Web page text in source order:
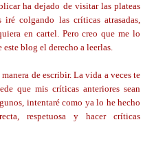
ha dejado de visitar las plateas
colgando las críticas atrasadas,
en cartel. Pero creo que me lo
blog el derecho a leerlas.
de escribir. La vida a veces te
que mis críticas anteriores sean
intentaré como ya lo he hecho
respetuosa y hacer críticas